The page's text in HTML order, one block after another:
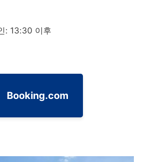
: 13:30 이후
Booking.com